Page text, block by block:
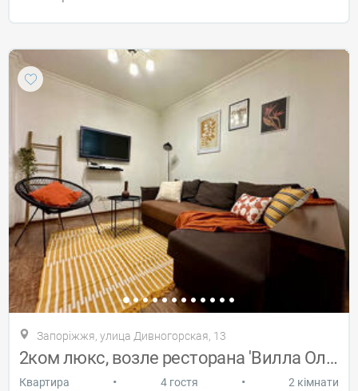
Запоріжжя, улица Дивногорская, 13
2ком люкс, возле ресторана 'Вилла Олива'
Квартира • 4 гостя • 2 кімнати